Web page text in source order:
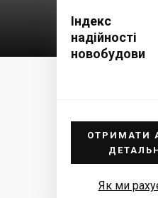
Індекс
надійності
новобудови
ОТРИМАТИ
Як ми